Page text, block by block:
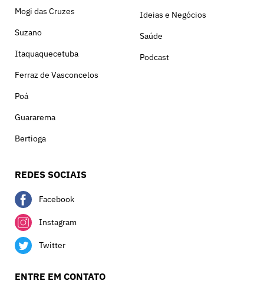
Mogi das Cruzes
Suzano
Itaquaquecetuba
Ferraz de Vasconcelos
Poá
Guararema
Bertioga
Ideias e Negócios
Saúde
Podcast
REDES SOCIAIS
Facebook
Instagram
Twitter
ENTRE EM CONTATO